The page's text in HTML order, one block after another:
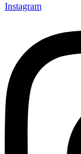
Instagram